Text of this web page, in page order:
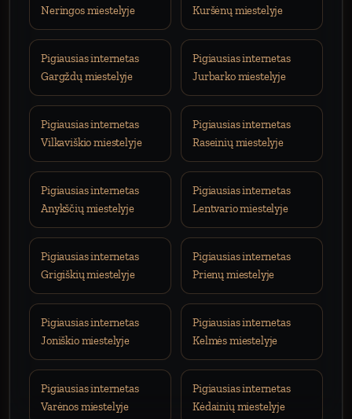
Neringos miestelyje
Kuršėnų miestelyje
Pigiausias internetas
Gargždų miestelyje
Pigiausias internetas
Jurbarko miestelyje
Pigiausias internetas
Vilkaviškio miestelyje
Pigiausias internetas
Raseinių miestelyje
Pigiausias internetas
Anykščių miestelyje
Pigiausias internetas
Lentvario miestelyje
Pigiausias internetas
Grigiškių miestelyje
Pigiausias internetas
Prienų miestelyje
Pigiausias internetas
Joniškio miestelyje
Pigiausias internetas
Kelmės miestelyje
Pigiausias internetas
Varėnos miestelyje
Pigiausias internetas
Kėdainių miestelyje